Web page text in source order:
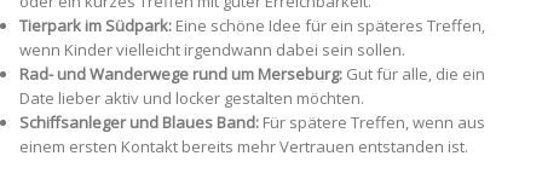
Tierpark im Südpark: Eine schöne Idee für ein späteres Treffen,
wenn Kinder vielleicht irgendwann dabei sein sollen.
Rad- und Wanderwege rund um Merseburg: Gut für alle, die ein
Date lieber aktiv und locker gestalten möchten.
Schiffsanleger und Blaues Band: Für spätere Treffen, wenn aus
einem ersten Kontakt bereits mehr Vertrauen entstanden ist.